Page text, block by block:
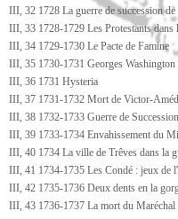
III, 32 1728 La guerre de succession de
III, 33 1728-1729 Les Protestants
III, 34 1729-1730 Le Pacte de Famine
III, 35 1730-1731 Georges Washington
III, 36 1731 Hysteria
III, 37 1731-1732 Mort de Victor-
III, 38 1732-1733 Guerre de
III, 39 1733-1734 Envahissement du
III, 40 1734 La ville de Trêves dans la
III, 41 1734-1735 Les Condé : jeux de
III, 42 1735-1736 Deux dents en la
III, 43 1736-1737 La mort du Maréchal